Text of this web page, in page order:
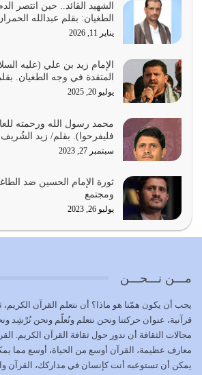
بحبل الله جميعاً وليس كل…
يوليو 22, 2026
يشاء ويذل من يشاء
يوليو 21, 2026
كل زمان…
يوليو 19, 2026
تتحقق الحقوق للجميع
يوليو 18, 2026
بعض صفات المتقين {الصَّابِرِينَ وَالصَّادِقِينَ
وبين الله يترتب عليه النصر…
يوليو 16, 2026
إما أن نحاول أن نكون من أولياء الله
أعدائه أو لا نكون فنُضرب من…
الشهيد القائد.. حين انتصر
الطغيان: بقلم عبدالله
يناير 11, 2026
الإمام زيد بن علي (عليه
المتقدة في وجه الطغيان.
يوليو 20, 2025
محمد رسول الله ورحمته
فليفرحوا). بقلم/ زيد الشُريف
سبتمبر 27, 2023
ثورة الإمام الحسين ضد
ومجتمع
يوليو 26, 2023
مـــن نـــحـــن
يجب أن يكون همّنا هو ماذا؟ أن نتعلم القرآن الكريم،
قرآنية، عنوان حركتنا ونحن نتعلم ونُعلّم ونحن
مجالات الثقافة أن ندور حول ثقافة القرآن الكريم.
معارف عظيمة، القرآن أوسع من الحياة، أوسع مما
يمكن أن تستوعبه أنت كإنسان في مداركك، القرآن